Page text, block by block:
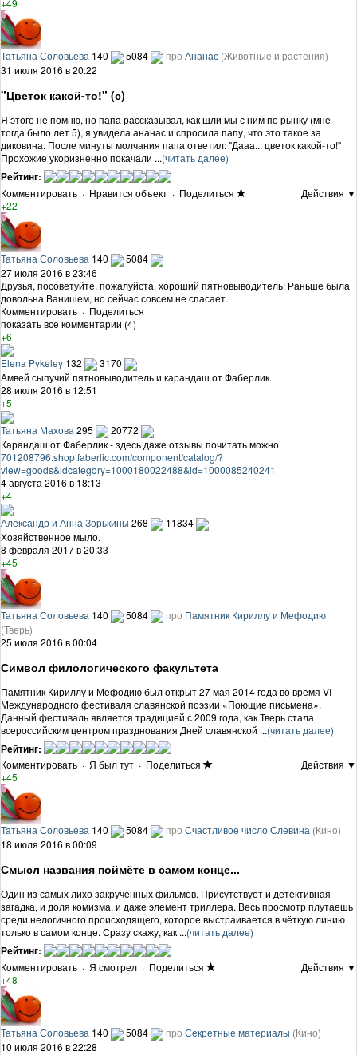
Татьяна Соловьева 140 5084 про Ананас (Животные и растения)
31 июля 2016 в 20:22
"Цветок какой-то!" (с)
Я этого не помню, но папа рассказывал, как шли мы с ним по рынку (мне
тогда было лет 5), я увидела ананас и спросила папу, что это такое за
диковина. После минуты молчания папа ответил: "Дааа... цветок какой-то!"
Прохожие укоризненно покачали ...(читать далее)
Рейтинг:
Комментировать · Нравится объект · Поделиться
Действия ▼
+22
Татьяна Соловьева 140
5084
27 июля 2016 в 23:46
Друзья, посоветуйте, пожалуйста, хороший пятновыводитель! Раньше была
довольна Ванишем, но сейчас совсем не спасает.
Комментировать · Поделиться
показать все комментарии (4)
+6
Elena Pykeley 132
3170
Амвей сыпучий пятновыводитель и карандаш от Фаберлик.
28 июля 2016 в 12:51
+5
Татьяна Махова 295
20772
Карандаш от Фаберлик - здесь даже отзывы почитать можно
701208796.shop.faberlic.com/component/catalog/?
view=goods&idcategory=1000180022488&id=1000085240241
4 августа 2016 в 18:13
+4
Александр и Анна Зорькины 268
11834
Хозяйственное мыло.
8 февраля 2017 в 20:33
+45
Татьяна Соловьева 140 5084 про Памятник Кириллу и Мефодию
(Тверь)
25 июля 2016 в 00:04
Символ филологического факультета
Памятник Кириллу и Мефодию был открыт 27 мая 2014 года во время VI
Международного фестиваля славянской поэзии «Поющие письмена».
Данный фестиваль является традицией с 2009 года, как Тверь стала
всероссийским центром празднования Дней славянской ...(читать далее)
Рейтинг:
Комментировать · Я был тут · Поделиться
Действия ▼
+45
Татьяна Соловьева 140 5084 про Счастливое число Слевина (Кино)
18 июля 2016 в 00:09
Смысл названия поймёте в самом конце...
Один из самых лихо закрученных фильмов. Присутствует и детективная
загадка, и доля комизма, и даже элемент триллера. Весь просмотр плутаешь
среди нелогичного происходящего, которое выстраивается в чёткую линию
только в самом конце. Сразу скажу, как ...(читать далее)
Рейтинг:
Комментировать · Я смотрел · Поделиться
Действия ▼
+48
Татьяна Соловьева 140 5084 про Секретные материалы (Кино)
10 июля 2016 в 22:28